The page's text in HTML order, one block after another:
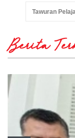
Tawuran
Berita